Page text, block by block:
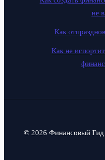
не
Как
Как не
© 2026 Финансовый